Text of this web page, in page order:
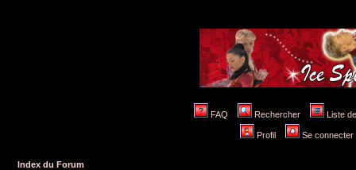
FAQ Rechercher Liste
Profil Se
Index du Forum